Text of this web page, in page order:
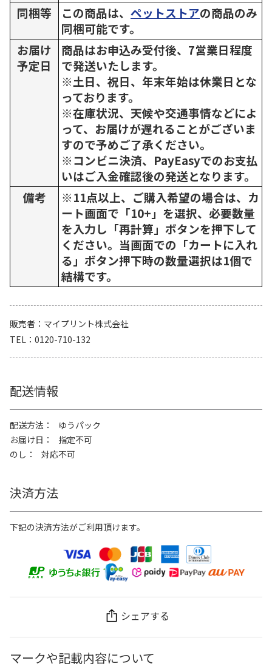
同梱等
この商品は、 ペットストアの商品のみ
同梱可能です。
お届け
予定日
商品はお申込み受付後、7営業日程度
で発送いたします。
※土日、祝日、年末年始は休業日とな
っております。
※在庫状況、天候や交通事情などによ
って、お届けが遅れることがございま
すので予めご了承ください。
※コンビニ決済、PayEasyでのお支払
いはご入金確認後の発送となります。
備考
※11点以上、ご購入希望の場合は、カ
ート画面で「10+」を選択、必要数量
を入力し「再計算」ボタンを押下して
ください。当画面での「カートに入れ
る」ボタン押下時の数量選択は1個で
結構です。
販売者
マイプリント株式会社
TEL
0120-710-132
配送情報
配送方法
ゆうパック
お届け日
指定不可
のし
対応不可
決済方法
下記の決済方法がご利用頂けます。
シェアする
マークや記載内容について